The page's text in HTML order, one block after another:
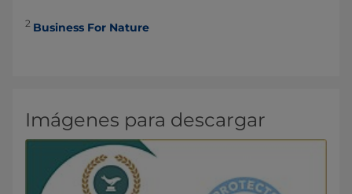
2 Business For Nature
Imágenes para descargar